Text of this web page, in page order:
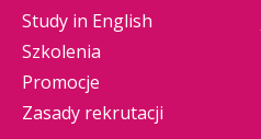
Study in English
Szkolenia
Promocje
Zasady rekrutacji